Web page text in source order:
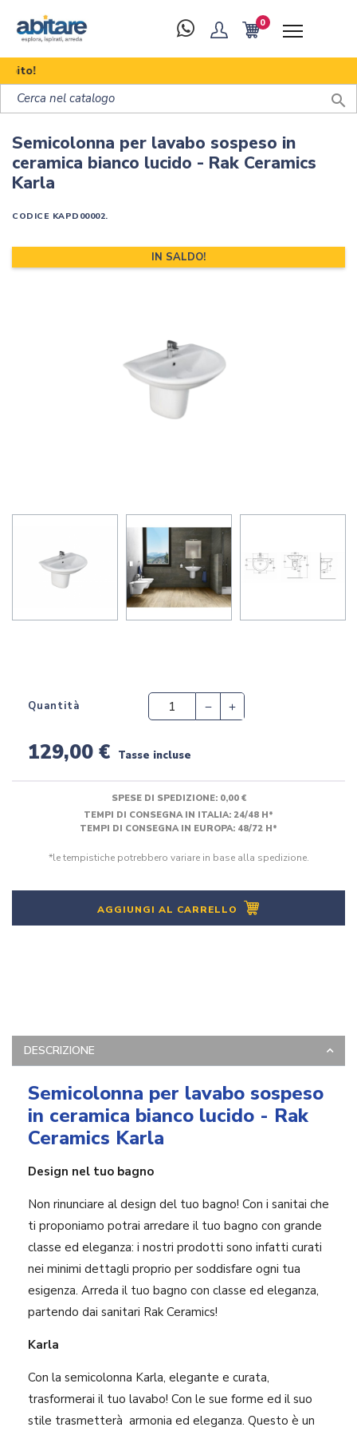
0

Semicolonna per lavabo sospeso in
ceramica bianco lucido - Rak Ceramics
Karla
CODICE KAPD00002.
IN SALDO!
Quantità
129,00 € Tasse incluse
SPESE DI SPEDIZIONE: 0,00 €
TEMPI DI CONSEGNA IN ITALIA: 24/48 H*
TEMPI DI CONSEGNA IN EUROPA: 48/72 H*
*le tempistiche potrebbero variare in base alla spedizione.
AGGIUNGI AL CARRELLO
DESCRIZIONE
Semicolonna per lavabo sospeso
in ceramica bianco lucido - Rak
Ceramics Karla
Design nel tuo bagno
Non rinunciare al design del tuo bagno! Con i sanitai che
ti proponiamo potrai arredare il tuo bagno con grande
classe ed eleganza: i nostri prodotti sono infatti curati
nei minimi dettagli proprio per soddisfare ogni tua
esigenza. Arreda il tuo bagno con classe ed eleganza,
partendo dai sanitari Rak Ceramics!
Karla
Con la semicolonna Karla, elegante e curata,
trasformerai il tuo lavabo! Con le sue forme ed il suo
stile trasmetterà armonia ed eleganza. Questo è un